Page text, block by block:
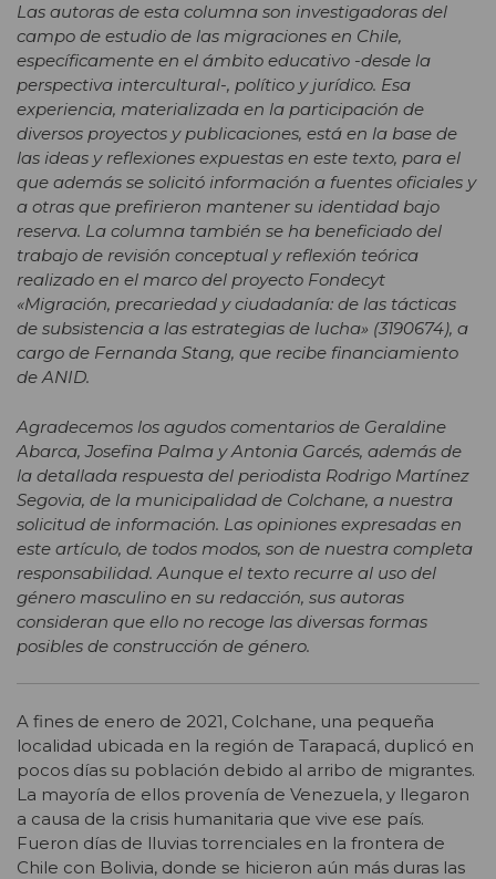
Las autoras de esta columna son investigadoras del
campo de estudio de las migraciones en Chile,
específicamente en el ámbito educativo -desde la
perspectiva intercultural-, político y jurídico. Esa
experiencia, materializada en la participación de
diversos proyectos y publicaciones, está en la base de
las ideas y reflexiones expuestas en este texto, para el
que además se solicitó información a fuentes oficiales y
a otras que prefirieron mantener su identidad bajo
reserva. La columna también se ha beneficiado del
trabajo de revisión conceptual y reflexión teórica
realizado en el marco del proyecto Fondecyt
«Migración, precariedad y ciudadanía: de las tácticas
de subsistencia a las estrategias de lucha» (3190674), a
cargo de Fernanda Stang, que recibe financiamiento
de ANID.
Agradecemos los agudos comentarios de Geraldine
Abarca, Josefina Palma y Antonia Garcés, además de
la detallada respuesta del periodista Rodrigo Martínez
Segovia, de la municipalidad de Colchane, a nuestra
solicitud de información. Las opiniones expresadas en
este artículo, de todos modos, son de nuestra completa
responsabilidad. Aunque el texto recurre al uso del
género masculino en su redacción, sus autoras
consideran que ello no recoge las diversas formas
posibles de construcción de género.
A fines de enero de 2021, Colchane, una pequeña
localidad ubicada en la región de Tarapacá, duplicó en
pocos días su población debido al arribo de migrantes.
La mayoría de ellos provenía de Venezuela, y llegaron
a causa de la crisis humanitaria que vive ese país.
Fueron días de lluvias torrenciales en la frontera de
Chile con Bolivia, donde se hicieron aún más duras las